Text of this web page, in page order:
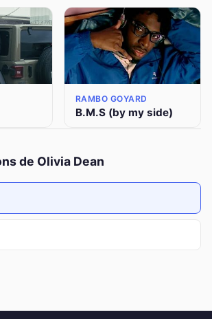
RAMBO GOYARD
B.M.S (by my side)
de Olivia Dean